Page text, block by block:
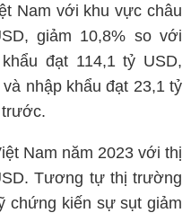
Nam với khu vực châu
giảm 10,8% so với
đạt 114,1 tỷ USD,
nhập khẩu đạt 23,1 tỷ
trước.
Nam năm 2023 với thị
Tương tự thị trường
chứng kiến sự sụt giảm